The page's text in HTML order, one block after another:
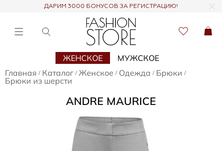
ДАРИМ 3000 БОНУСОВ ЗА РЕГИСТРАЦИЮ!
ЖЕНСКОЕ
МУЖСКОЕ
Главная / Каталог / Женское / Одежда / Брюки /
Брюки из шерсти
ANDRE MAURICE